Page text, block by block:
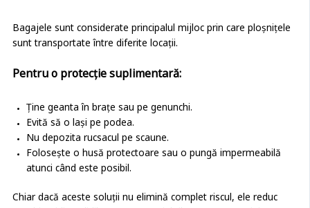
Bagajele sunt considerate principalul mijloc prin care ploșnițele
sunt transportate între diferite locații.
Pentru o protecție suplimentară:
Ține geanta în brațe sau pe genunchi.
Evită să o lași pe podea.
Nu depozita rucsacul pe scaune.
Folosește o husă protectoare sau o pungă impermeabilă
atunci când este posibil.
Chiar dacă aceste soluții nu elimină complet riscul, ele reduc